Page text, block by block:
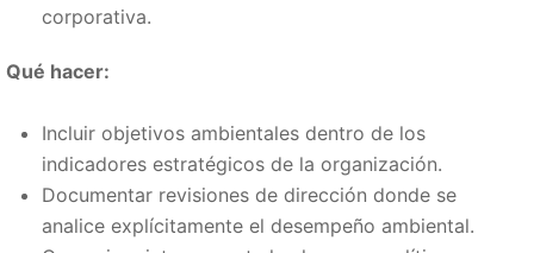
corporativa.
Qué hacer:
Incluir objetivos ambientales dentro de los
indicadores estratégicos de la organización.
Documentar revisiones de dirección donde se
analice explícitamente el desempeño ambiental.